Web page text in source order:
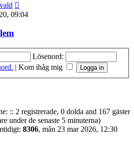
till
09:04
Lösenord:
| Kom ihåg mig
:: 2 registrerade, 0 dolda and 167 gäster
under de senaste 5 minuterna)
8306, mån 23 mar 2026, 12:30